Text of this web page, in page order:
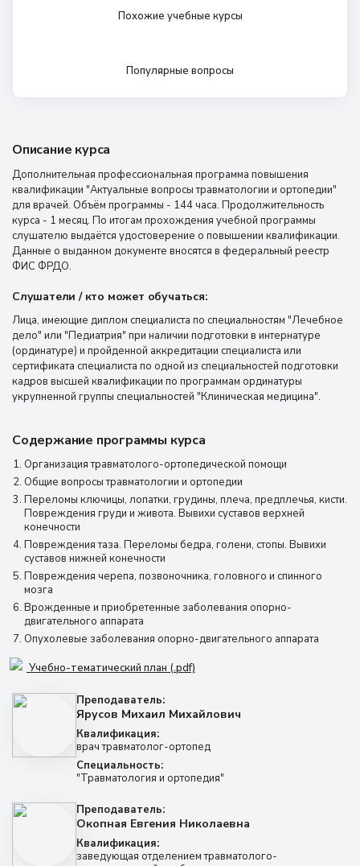
Похожие учебные курсы
Популярные вопросы
Описание курса
Дополнительная профессиональная программа повышения
квалификации "Актуальные вопросы травматологии и ортопедии"
для врачей. Объём программы - 144 часа. Продолжительность
курса - 1 месяц. По итогам прохождения учебной программы
слушателю выдаётся удостоверение о повышении квалификации.
Данные о выданном документе вносятся в федеральный реестр
ФИС ФРДО.
Слушатели / кто может обучаться:
Лица, имеющие диплом специалиста по специальностям "Лечебное
дело" или "Педиатрия" при наличии подготовки в интернатуре
(ординатуре) и пройденной аккредитации специалиста или
сертификата специалиста по одной из специальностей подготовки
кадров высшей квалификации по программам ординатуры
укрупненной группы специальностей "Клиническая медицина".
Содержание программы курса
Организация травматолого-ортопедической помощи
Общие вопросы травматологии и ортопедии
Переломы ключицы, лопатки, грудины, плеча, предплечья, кисти.
Повреждения груди и живота. Вывихи суставов верхней
конечности
Повреждения таза. Переломы бедра, голени, стопы. Вывихи
суставов нижней конечности
Повреждения черепа, позвоночника, головного и спинного
мозга
Врожденные и приобретенные заболевания опорно-
двигательного аппарата
Опухолевые заболевания опорно-двигательного аппарата
Учебно-тематический план (.pdf)
Преподаватель:
Ярусов Михаил Михайлович
Квалификация:
врач травматолог-ортопед
Специальность:
"Травматология и ортопедия"
Преподаватель:
Окопная Евгения Николаевна
Квалификация:
заведующая отделением травматолого-